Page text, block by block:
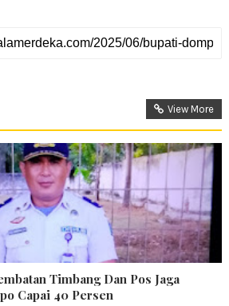
View More
Timbang Dan Pos Jaga
Capai 40 Persen